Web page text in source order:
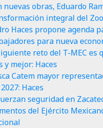
nuevas obras, Eduardo
integral del
Haces propone agenda
para nueva
reto del T-MEC es
y mejor: Haces
Catem mayor
Haces
seguridad en
del Ejército